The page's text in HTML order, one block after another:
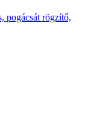
pogácsát rögzítő,